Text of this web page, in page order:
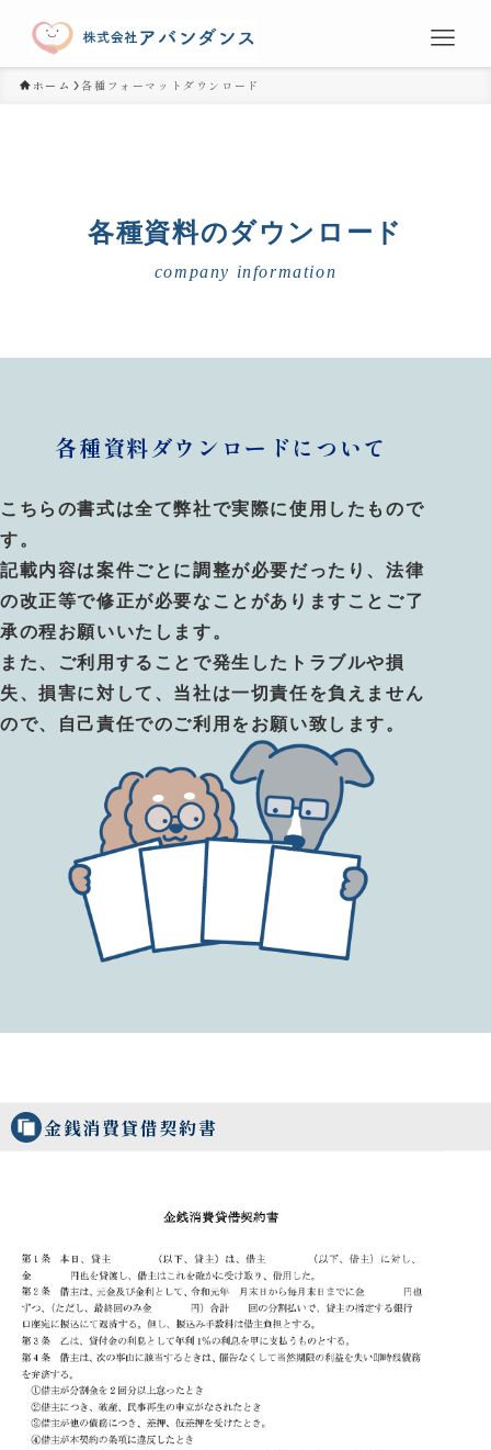
ホーム 各種フォーマットダウンロード
各種資料のダウンロード
company information
各種資料ダウンロードについて
こちらの書式は全て弊社で実際に使用したもので
す。
記載内容は案件ごとに調整が必要だったり、法律
の改正等で修正が必要なことがありますことご了
承の程お願いいたします。
また、ご利用することで発生したトラブルや損
失、損害に対して、当社は一切責任を負えません
ので、自己責任でのご利用をお願い致します。
金銭消費貸借契約書